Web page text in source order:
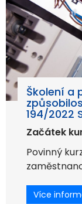
Školení a
194/2022
Začátek
Povinný
Více